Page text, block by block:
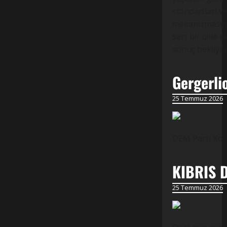
25 Temmuz 2026
KIBRIS
25 Temmuz 2026